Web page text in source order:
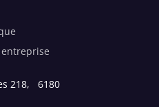
218, 6180